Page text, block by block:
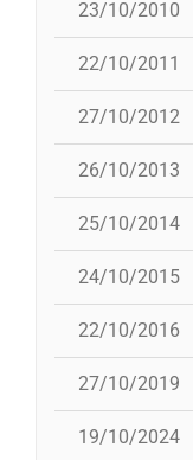
23/10/2010
22/10/2011
27/10/2012
26/10/2013
25/10/2014
24/10/2015
22/10/2016
27/10/2019
19/10/2024